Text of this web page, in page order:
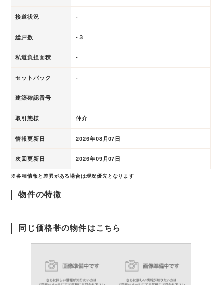
接道状況 -
総戸数 -３
私道負担面積 -
セットバック -
建築確認番号
取引態様 仲介
情報更新日 2026年08月07日
次回更新日 2026年09月07日
※各種情報と差異がある場合は現況優先となります
物件の特徴
同じ価格帯の物件はこちら